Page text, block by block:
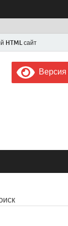
HTML сайт
года
Версия